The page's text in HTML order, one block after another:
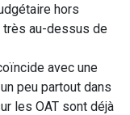
hors
au-dessus de
avec une
peu partout dans
les OAT sont déjà